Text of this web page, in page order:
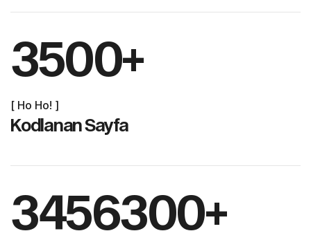
3500+
[ Ho Ho! ]
Kodlanan Sayfa
3456300+